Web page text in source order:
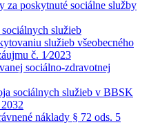
za poskytnuté sociálne služby
služieb
služieb všeobecného
č. 1⁄2023
sociálno-zdravotnej
sociálnych služieb v BBSK
náklady § 72 ods. 5